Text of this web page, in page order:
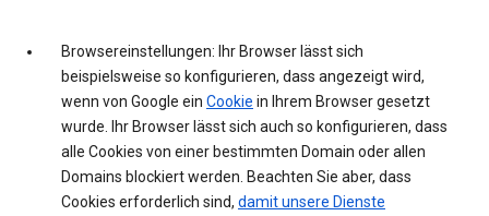
Browsereinstellungen: Ihr Browser lässt sich
beispielsweise so konfigurieren, dass angezeigt wird,
wenn von Google ein Cookie in Ihrem Browser gesetzt
wurde. Ihr Browser lässt sich auch so konfigurieren, dass
alle Cookies von einer bestimmten Domain oder allen
Domains blockiert werden. Beachten Sie aber, dass
Cookies erforderlich sind, damit unsere Dienste